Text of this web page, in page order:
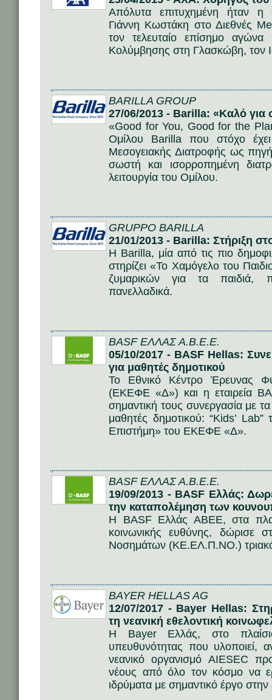
Απόλυτα επιτυχημένη ήταν η
Γιάννη Κωστάκη στο Διεθνές
τον τελευταίο επίσημο
Κολύμβησης στη Γλασκώβη, τον
BARILLA GROUP
27/06/2013 - Barilla: «Καλό για
«Good for You, Good for the
Ομίλου Barilla που στόχο
Μεσογειακής Διατροφής ως
σωστή και ισορροπημένη
λειτουργία του Ομίλου.
GRUPPO BARILLA
21/01/2013 - Barilla: Στήριξη
Η Barilla, μία από τις πιο
στηρίζει «Το Χαμόγελο του
ζυμαρικών για τα παιδιά,
πανελλαδικά.
BASF ΕΛΛΑΣ Α.Β.Ε.Ε.
05/10/2017 - BASF Hellas:
για μαθητές δημοτικού
Το Εθνικό Κέντρο Έρευνας
(ΕΚΕΦΕ «Δ») και η εταιρεία
σημαντική τους συνεργασία με
μαθητές δημοτικού: “Kids’
Επιστήμη» του ΕΚΕΦΕ «Δ».
BASF ΕΛΛΑΣ Α.Β.Ε.Ε.
19/09/2013 - BASF Ελλάς:
την καταπολέμηση των
Η BASF Ελλάς ΑΒΕΕ, στα
κοινωνικής ευθύνης, δώρισε
Νοσημάτων (ΚΕ.ΕΛ.Π.ΝΟ.)
BAYER HELLAS AG
12/07/2017 - Bayer Hellas:
τη νεανική εθελοντική
Η Bayer Ελλάς, στο
υπευθυνότητας που υλοποιεί,
νεανικό οργανισμό AIESEC
νέους από όλο τον κόσμο να
ιδρύματα με σημαντικό έργο στην